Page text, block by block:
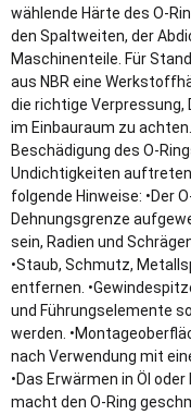
wählende Härte des O-
den Spaltweiten, der
Maschinenteile. Für
aus NBR eine
die richtige Verpressung,
im Einbauraum zu
Beschädigung des O-
Undichtigkeiten
folgende Hinweise: •Der
Dehnungsgrenze
sein, Radien und
•Staub, Schmutz,
entfernen.
und Führungselemente
werden.
nach Verwendung mit
•Das Erwärmen in Öl
macht den O-Ring